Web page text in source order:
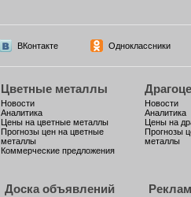
ВКонтакте Одноклассники
Цветные металлы
Новости
Аналитика
Цены на цветные металлы
Прогнозы цен на цветные
металлы
Коммерческие предложения
Новости
Аналитика
Цены на
Прогнозы
металлы
Доска объявлений